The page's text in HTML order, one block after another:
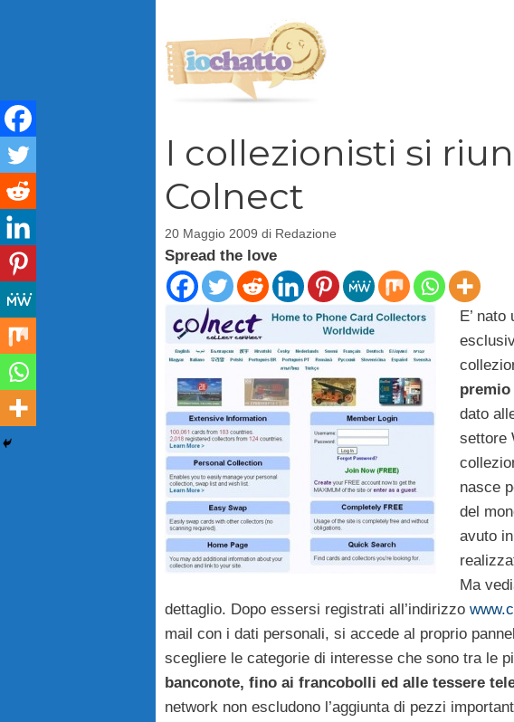
I collezionisti si
Colnect
20 Maggio 2009 di Redazione
Spread the love
E’
premio
dato
settore
nasce
del
avuto
Ma
dettaglio. Dopo essersi registrati all’indirizzo
mail con i dati personali, si accede al proprio
scegliere le categorie di interesse che sono tra le
banconote, fino ai francobolli ed alle tessere
network non escludono l’aggiunta di pezzi